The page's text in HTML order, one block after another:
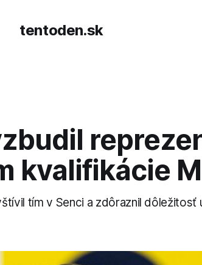
tentoden.sk
kvalifikácie
tím v Senci a zdôraznil dôležitosť